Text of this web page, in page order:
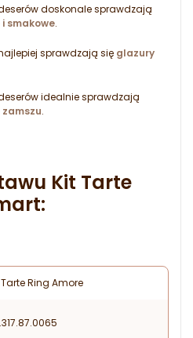
doskonale sprawdzają
smakowe.
sprawdzają się glazury
idealnie sprawdzają
.
Kit Tarte
Tarte Ring Amore